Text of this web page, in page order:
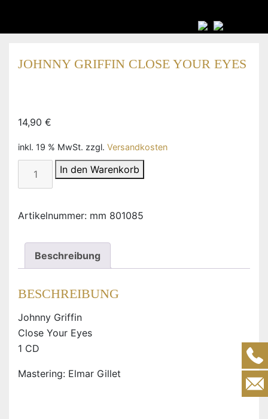
JOHNNY GRIFFIN CLOSE YOUR EYES
14,90 €
inkl. 19 % MwSt. zzgl. Versandkosten
Your
Menge
In den Warenkorb
Artikelnummer: mm 801085
Beschreibung
BESCHREIBUNG
Johnny Griffin
Close Your Eyes
1 CD
Mastering: Elmar Gillet